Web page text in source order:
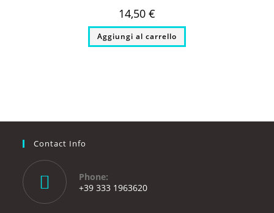
14,50 €
Aggiungi al carrello
Contact Info
Phone:
+39 333 1963620